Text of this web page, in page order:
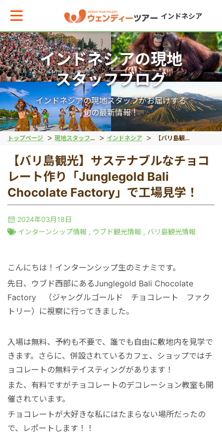
インドネシア
トップページ 現地スタッフブログ インドネシア 【バリ島観光】サステナブルなチョコレート作り「Junglegold Bali Chocolate Factory」で工場見学！
インドネシアの現地
スタッフブログ
インドネシアの現地スタッフがお届けする
旬の最新情報！
【バリ島観光】サステナブルなチョコ
レート作り「Junglegold Bali
Chocolate Factory」で工場見学！
2024年03月18日
インターンシップ情報 , ウブド観光情報 , バリ島観光情報
こんにちは！インターンシップ生のミナミです。
先日、ウブド西部にあるJunglegold Bali Chocolate
Factory （ジャングルゴールド チョコレート ファク
トリー）に視察に行ってきました。
入場は無料、予約も不要で、誰でも自由に敷地内を見学で
きます。さらに、併設されているカフェ、ショップではチ
ョコレートの無料テイスティングがあります！
また、有料ですがチョコレートのデコレーション教室も開
催されています。
チョコレートが大好きな私にはたまらない場所だったの
で、レポートします！！
メインメニューへ戻る
マから現地ツアーを探す
系
ツアー
VIPアシスト
遺産
ャーター
サポート
メインメニューへ戻る
アからお役立ち情報を探す
ドネシア
ナム
ーシア
戻る
動物系
象
コモドドラゴン
オラウータン
戻る
離島ツアー
レンボンガン島
ヌサペニダ島
プラウスリブ
戻る
世界遺産
ボロブドゥール遺跡
プランバナン遺跡
サンギラン（ジャワ
戻る
秘境
タナトラジャ
ブロモ山
イジェン山